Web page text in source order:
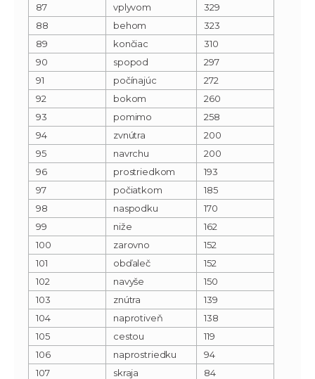
87
vplyvom
329
88
behom
323
89
končiac
310
90
spopod
297
91
počínajúc
272
92
bokom
260
93
pomimo
258
94
zvnútra
200
95
navrchu
200
96
prostriedkom
193
97
počiatkom
185
98
naspodku
170
99
niže
162
100
zarovno
152
101
obďaleč
152
102
navyše
150
103
znútra
139
104
naprotiveň
138
105
cestou
119
106
naprostriedku
94
107
skraja
84